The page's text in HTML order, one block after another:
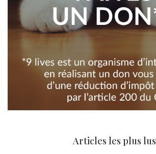
Articles les plus lus